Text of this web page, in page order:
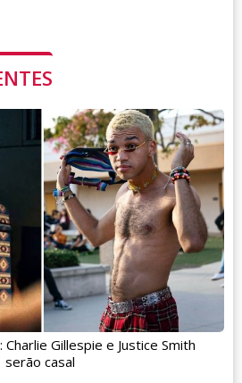
Gillespie e Justice Smith
serão casal